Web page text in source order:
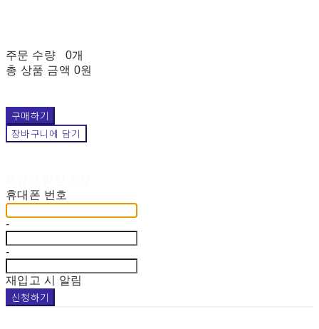
주문 수량
0개
총 상품 금액 0원
구매하기
장바구니에 담기
휴대폰 번호
-
-
재입고 시 알림
신청하기